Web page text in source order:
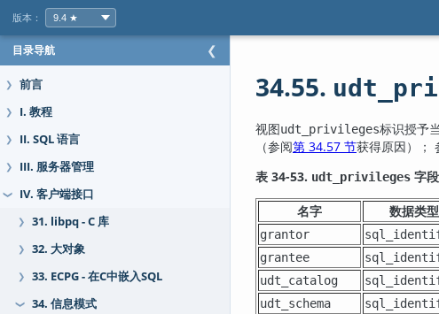
版本：
目录导航 ❮
❯ 前言
❯ I. 教程
❯ II. SQL 语言
❯ III. 服务器管理
❯ IV. 客户端接口
❯ 31. libpq - C 库
❯ 32. 大对象
❯ 33. ECPG - 在C中嵌入SQL
❯
34. 信息模式
34.55.
视图udt_privileges标识授予
（参阅第 34.57 节获得原因）；
表 34-53. udt_privileges 字段
名字 数据类型
grantor
grantee
udt_catalog
udt_schema